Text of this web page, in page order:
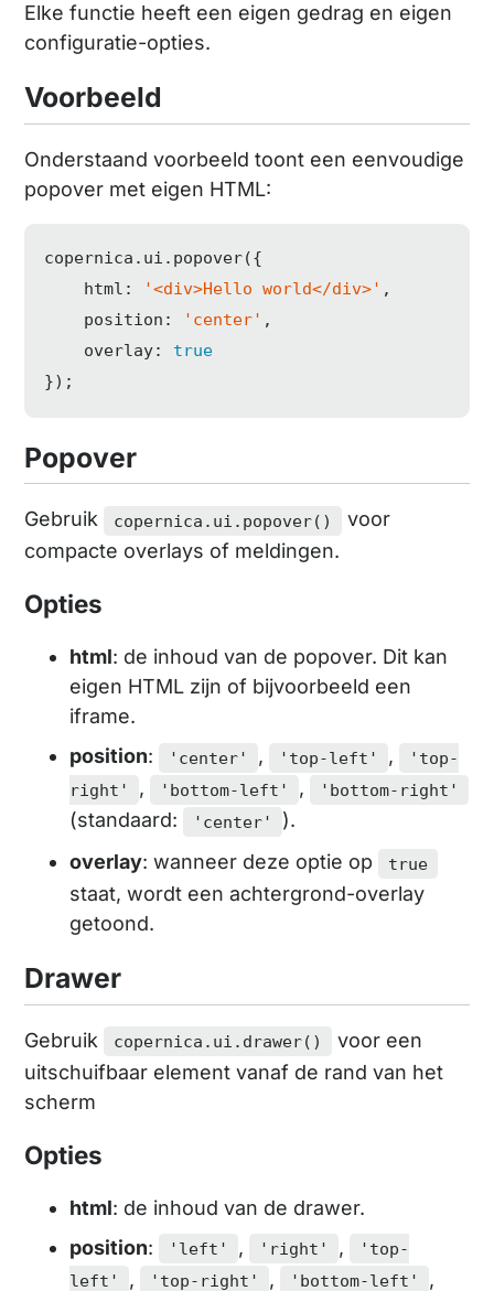
Elke functie heeft een eigen gedrag en eigen
configuratie-opties.
Voorbeeld
Onderstaand voorbeeld toont een eenvoudige
popover met eigen HTML:
copernica.ui.popover({
html : '<div>Hello world</div>' ,
position : 'center' ,
overlay: true
});
Popover
Gebruik copernica.ui.popover()
voor
compacte overlays of meldingen.
Opties
html: de inhoud van de popover. Dit kan
eigen HTML zijn of bijvoorbeeld een
iframe.
position: 'center' , 'top-left' ,
'top-
right'
, 'bottom-left' , 'bottom-right'
(standaard: 'center'
).
overlay: wanneer deze optie op true
staat, wordt een achtergrond-overlay
getoond.
Drawer
Gebruik copernica.ui.drawer()
voor een
uitschuifbaar element vanaf de rand van het
scherm
Opties
html: de inhoud van de drawer.
position: 'left' , 'right' ,
'top-
left'
, 'top-right' , 'bottom-left' ,